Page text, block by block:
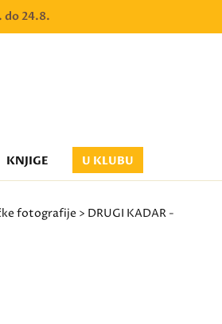
do 24.8.
KNJIGE U KLUBU
fotografije > DRUGI KADAR -